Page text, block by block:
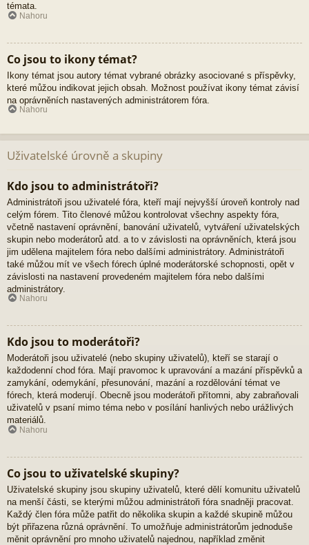
témata.
Nahoru
Co jsou to ikony témat?
Ikony témat jsou autory témat vybrané obrázky asociované s příspěvky,
které můžou indikovat jejich obsah. Možnost používat ikony témat závisí
na oprávněních nastavených administrátorem fóra.
Nahoru
Uživatelské úrovně a skupiny
Kdo jsou to administrátoři?
Administrátoři jsou uživatelé fóra, kteří mají nejvyšší úroveň kontroly nad
celým fórem. Tito členové můžou kontrolovat všechny aspekty fóra,
včetně nastavení oprávnění, banování uživatelů, vytváření uživatelských
skupin nebo moderátorů atd. a to v závislosti na oprávněních, která jsou
jim udělena majitelem fóra nebo dalšími administrátory. Administrátoři
také můžou mít ve všech fórech úplné moderátorské schopnosti, opět v
závislosti na nastavení provedeném majitelem fóra nebo dalšími
administrátory.
Nahoru
Kdo jsou to moderátoři?
Moderátoři jsou uživatelé (nebo skupiny uživatelů), kteří se starají o
každodenní chod fóra. Mají pravomoc k upravování a mazání příspěvků a
zamykání, odemykání, přesunování, mazání a rozdělování témat ve
fórech, která moderují. Obecně jsou moderátoři přítomni, aby zabraňovali
uživatelů v psaní mimo téma nebo v posílání hanlivých nebo urážlivých
materiálů.
Nahoru
Co jsou to uživatelské skupiny?
Uživatelské skupiny jsou skupiny uživatelů, které dělí komunitu uživatelů
na menší části, se kterými můžou administrátoři fóra snadněji pracovat.
Každý člen fóra může patřit do několika skupin a každé skupině můžou
být přiřazena různá oprávnění. To umožňuje administrátorům jednoduše
měnit oprávnění pro mnoho uživatelů najednou, například změnit